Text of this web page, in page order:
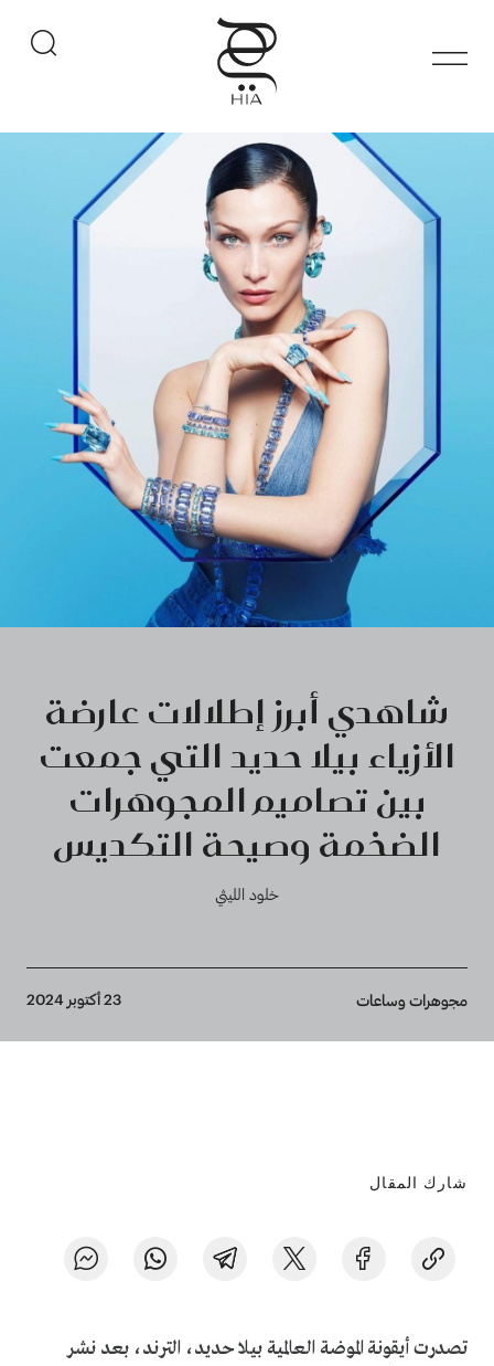
شاهدي أبرز إطلالات عارضة
الأزياء بيلا حديد التي جمعت
بين تصاميم المجوهرات
الضخمة وصيحة التكديس
خلود الليثي
Breadcrumb
مجوهرات وساعات 23 أكتوبر 2024
شارك المقال
تصدرت أيقونة الموضة العالمية بيلا حديد، الترند، بعد نشر